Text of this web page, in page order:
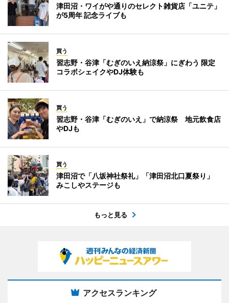
津田沼・ワイがや通りのセレクト雑貨店「ユニテ」
が5周年 記念ライブも
買う
習志野・谷津「むぎのいえ納涼祭」にぎわう 限定
コラボシェイクやDJ体験も
買う
習志野・谷津「むぎのいえ」で納涼祭 地元飲食店
やDJも
買う
津田沼で「八坂神社祭礼」「津田沼北口夏祭り」
みこしやステージも
もっと見る
アクセスランキング